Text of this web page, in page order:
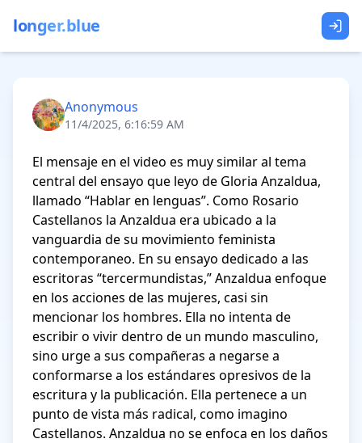
longer.blue
Anonymous
11/4/2025, 6:16:59 AM
El mensaje en el video es muy similar al tema
central del ensayo que leyo de Gloria Anzaldua,
llamado “Hablar en lenguas”. Como Rosario
Castellanos la Anzaldua era ubicado a la
vanguardia de su movimiento feminista
contemporaneo. En su ensayo dedicado a las
escritoras “tercermundistas,” Anzaldua enfoque
en los acciones de las mujeres, casi sin
mencionar los hombres. Ella no intenta de
escribir o vivir dentro de un mundo masculino,
sino urge a sus compañeras a negarse a
conformarse a los estándares opresivos de la
escritura y la publicación. Ella pertenece a un
punto de vista más radical, como imagino
Castellanos. Anzaldua no se enfoca en los daños